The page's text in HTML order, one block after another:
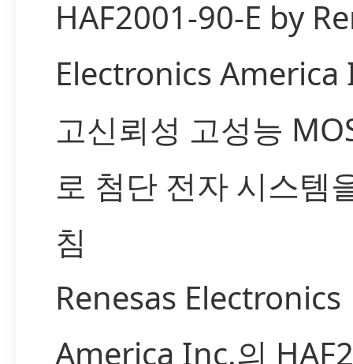
HAF2001-90-E by
Electronics
고신뢰성 고성능
로 첨단 전자 시스템
침
Renesas Electronics
America Inc.의